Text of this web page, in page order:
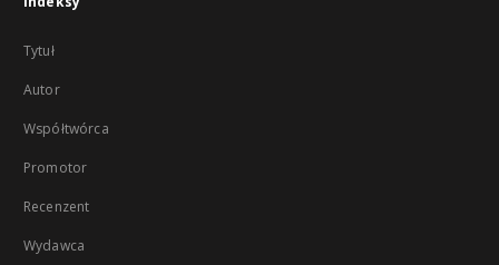
Tytuł
Autor
Współtwórca
Promotor
Recenzent
Wydawca